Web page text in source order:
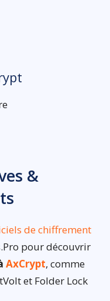
&
de chiffrement
pour découvrir
AxCrypt, comme
et Folder Lock